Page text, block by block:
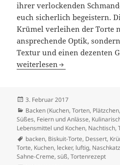
ihrer verlockenden
euch sicherlich begeistern.
Krümel verleihen der Torte
ansprechende Optik,
Textur und einen dezenten
Krümel-Torte
weiterlesen
Veröffentlicht
am
3. Februar 2017
Kategorien
Backen (Kuchen, Torten,
Süßes, Feiern und Anlässe,
Lebensmittel und Kochen, Nachtisch,
Schlagwörter
backen, Biskuit-Torte, Dessert,
Torte, Kuchen, lecker, luftig,
Sahne-Creme,süß,Tortenrezept